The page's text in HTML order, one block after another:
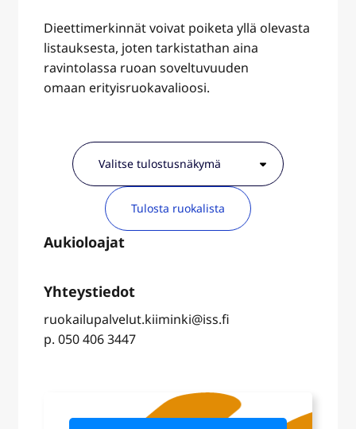
Dieettimerkinnät voivat poiketa yllä olevasta
listauksesta, joten tarkistathan aina
ravintolassa ruoan soveltuvuuden
omaan erityisruokavalioosi.
Tulosta ruokalista
ruokailupalvelut.kiiminki@iss.fi
p. 050 406 3447